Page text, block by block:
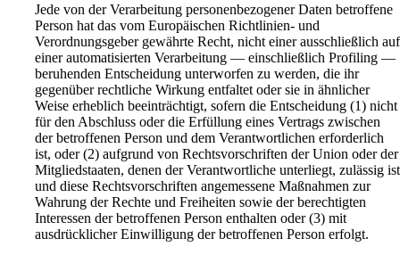
Jede von der Verarbeitung personenbezogener Daten betroffene
Person hat das vom Europäischen Richtlinien- und
Verordnungsgeber gewährte Recht, nicht einer ausschließlich auf
einer automatisierten Verarbeitung — einschließlich Profiling —
beruhenden Entscheidung unterworfen zu werden, die ihr
gegenüber rechtliche Wirkung entfaltet oder sie in ähnlicher
Weise erheblich beeinträchtigt, sofern die Entscheidung (1) nicht
für den Abschluss oder die Erfüllung eines Vertrags zwischen
der betroffenen Person und dem Verantwortlichen erforderlich
ist, oder (2) aufgrund von Rechtsvorschriften der Union oder der
Mitgliedstaaten, denen der Verantwortliche unterliegt, zulässig ist
und diese Rechtsvorschriften angemessene Maßnahmen zur
Wahrung der Rechte und Freiheiten sowie der berechtigten
Interessen der betroffenen Person enthalten oder (3) mit
ausdrücklicher Einwilligung der betroffenen Person erfolgt.